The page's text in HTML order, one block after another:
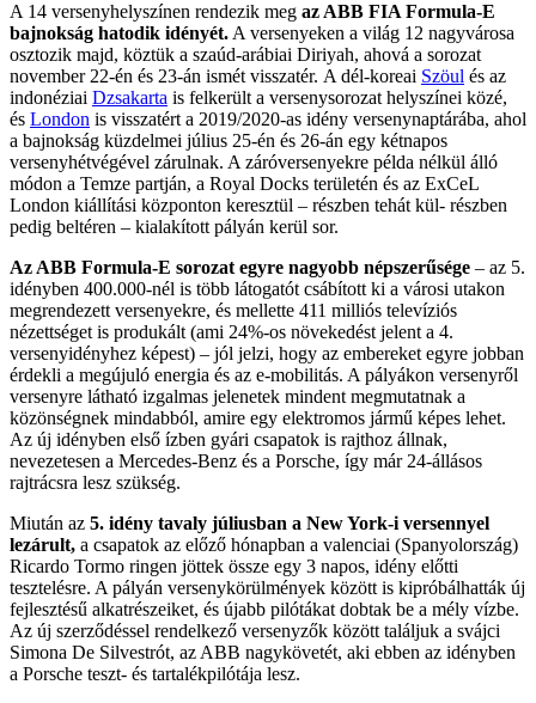
A 14 versenyhelyszínen rendezik meg az ABB FIA Formula-E
bajnokság hatodik idényét. A versenyeken a világ 12 nagyvárosa
osztozik majd, köztük a szaúd-arábiai Diriyah, ahová a sorozat
november 22-én és 23-án ismét visszatér. A dél-koreai Szöul és az
indonéziai Dzsakarta is felkerült a versenysorozat helyszínei közé,
és London is visszatért a 2019/2020-as idény versenynaptárába, ahol
a bajnokság küzdelmei július 25-én és 26-án egy kétnapos
versenyhétvégével zárulnak. A záróversenyekre példa nélkül álló
módon a Temze partján, a Royal Docks területén és az ExCeL
London kiállítási központon keresztül – részben tehát kül- részben
pedig beltéren – kialakított pályán kerül sor.
Az ABB Formula-E sorozat egyre nagyobb népszerűsége – az 5.
idényben 400.000-nél is több látogatót csábított ki a városi utakon
megrendezett versenyekre, és mellette 411 milliós televíziós
nézettséget is produkált (ami 24%-os növekedést jelent a 4.
versenyidényhez képest) – jól jelzi, hogy az embereket egyre jobban
érdekli a megújuló energia és az e-mobilitás. A pályákon versenyről
versenyre látható izgalmas jelenetek mindent megmutatnak a
közönségnek mindabból, amire egy elektromos jármű képes lehet.
Az új idényben első ízben gyári csapatok is rajthoz állnak,
nevezetesen a Mercedes-Benz és a Porsche, így már 24-állásos
rajtrácsra lesz szükség.
Miután az 5. idény tavaly júliusban a New York-i versennyel
lezárult, a csapatok az előző hónapban a valenciai (Spanyolország)
Ricardo Tormo ringen jöttek össze egy 3 napos, idény előtti
tesztelésre. A pályán versenykörülmények között is kipróbálhatták új
fejlesztésű alkatrészeiket, és újabb pilótákat dobtak be a mély vízbe.
Az új szerződéssel rendelkező versenyzők között találjuk a svájci
Simona De Silvestrót, az ABB nagykövetét, aki ebben az idényben
a Porsche teszt- és tartalékpilótája lesz.